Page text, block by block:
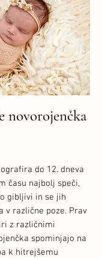
novorojenčka
do 12. dneva
času najbolj speči,
gibljivi in se jih
v različne poze. Prav
z različnimi
spominjajo na
k hitrejšemu